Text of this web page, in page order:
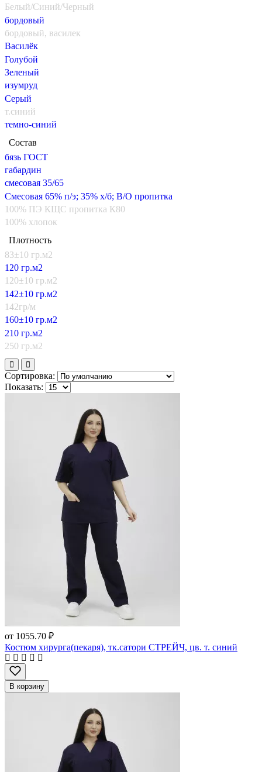
Белый/Синий/Черный
бордовый
бордовый, василек
Василёк
Голубой
Зеленый
изумруд
Серый
т.синий
темно-синий
Состав
бязь ГОСТ
габардин
смесовая 35/65
Смесовая 65% п/э; 35% х/б; В/О пропитка
100% ПЭ КЩС пропитка К80
100% хлопок
Плотность
83±10 гр.м2
120 гр.м2
120±10 гр.м2
142±10 гр.м2
142гр/м
160±10 гр.м2
210 гр.м2
250 гр.м2
Сортировка:
Показать:
от 1055.70 ₽
Костюм хирурга(пекаря), тк.сатори СТРЕЙЧ, цв. т. синий
В корзину